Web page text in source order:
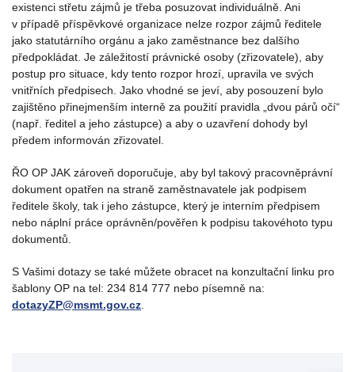
existenci střetu zájmů je třeba posuzovat individuálně. Ani
v případě příspěvkové organizace nelze rozpor zájmů ředitele
jako statutárního orgánu a jako zaměstnance bez dalšího
předpokládat. Je záležitostí právnické osoby (zřizovatele), aby
postup pro situace, kdy tento rozpor hrozí, upravila ve svých
vnitřních předpisech. Jako vhodné se jeví, aby posouzení bylo
zajištěno přinejmenším interně za použití pravidla „dvou párů očí“
(např. ředitel a jeho zástupce) a aby o uzavření dohody byl
předem informován zřizovatel.
ŘO OP JAK zároveň doporučuje, aby byl takový pracovněprávní
dokument opatřen na straně zaměstnavatele jak podpisem
ředitele školy, tak i jeho zástupce, který je interním předpisem
nebo náplní práce oprávněn/pověřen k podpisu takovéhoto typu
dokumentů.
S Vašimi dotazy se také můžete obracet na konzultační linku pro
šablony OP na tel: 234 814 777 nebo písemně na:
dotazyZP@msmt.gov.cz